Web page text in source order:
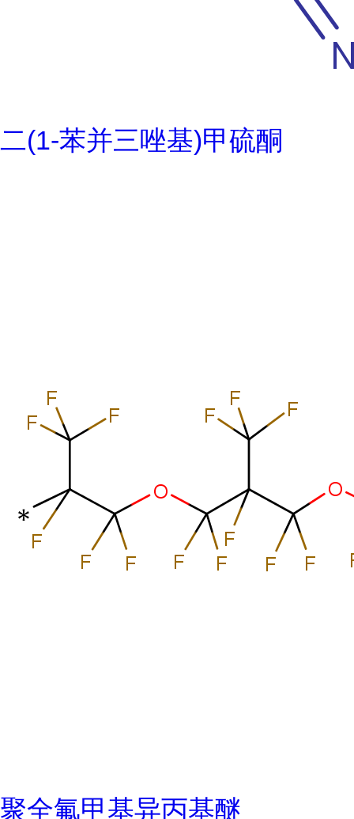
二(1-苯并三唑基)甲硫酮
聚全氟甲基异丙基醚